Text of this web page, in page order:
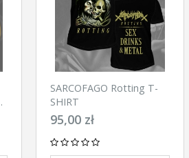
SARCOFAGO Rotting T-
SHIRT
95,00 zł